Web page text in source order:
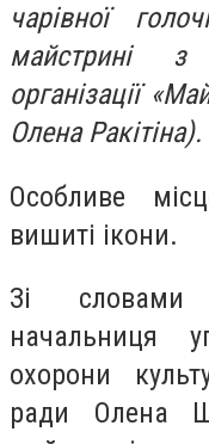
чарівної
майстрині з
організації
Олена Ракітіна).
Особливе
вишиті ікони.
Зі словами
начальниця
охорони
ради Олена